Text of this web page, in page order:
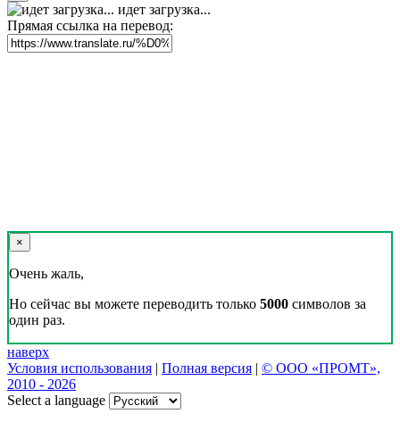
идет загрузка...
Прямая ссылка на перевод:
×
Очень жаль,
Но сейчас вы можете переводить только 5000 символов за
один раз.
наверх
Условия использования | Полная версия | © ООО «ПРОМТ»,
2010 - 2026
Select a language